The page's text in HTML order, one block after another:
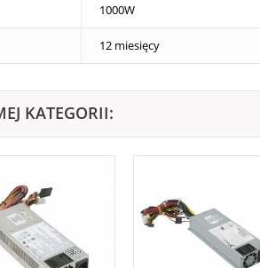
1000W
12 miesięcy
KATEGORII: